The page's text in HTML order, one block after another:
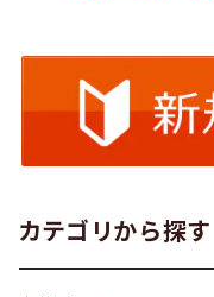
カテゴリから探す